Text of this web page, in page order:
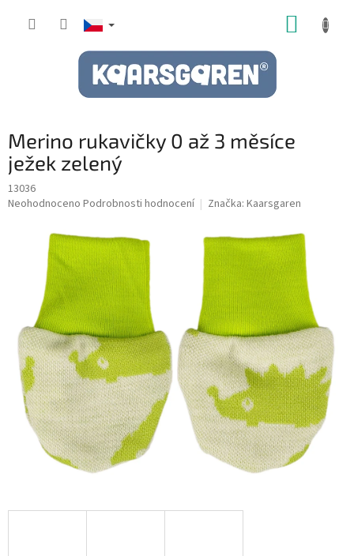
Merino rukavičky 0 až 3 měsíce
ježek zelený
13036
Průměrné
produktu
hvězdiček.
Neohodnoceno Podrobnosti hodnocení Značka: Kaarsgaren